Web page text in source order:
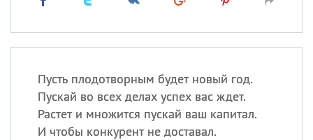
Пусть плодотворным будет новый год.
Пускай во всех делах успех вас ждет.
Растет и множится пускай ваш капитал.
И чтобы конкурент не доставал.